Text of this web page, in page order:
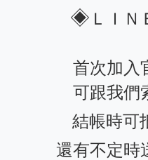
◈ ＬＩＮ
首次加入
可跟我們
結帳時可
還有不定時